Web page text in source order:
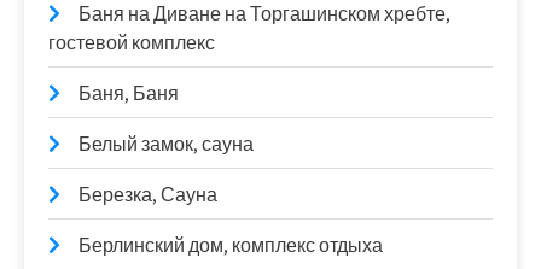
Баня на Диване на Торгашинском хребте,
гостевой комплекс
Баня, Баня
Белый замок, сауна
Березка, Сауна
Берлинский дом, комплекс отдыха